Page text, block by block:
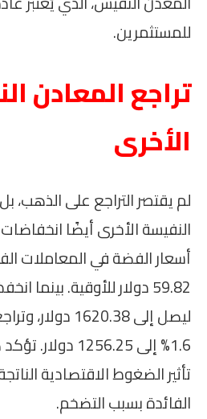
للمستثمرين.
تراجع المعادن
الأخرى
لم يقتصر التراجع على
النفيسة الأخرى أيضًا
ليصل إلى 1620.38
1.6% إلى
تأثير الضغوط الاقتصادية
الفائدة بسبب التضخم.